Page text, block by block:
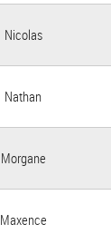
Nicolas
Nathan
Morgane
Maxence